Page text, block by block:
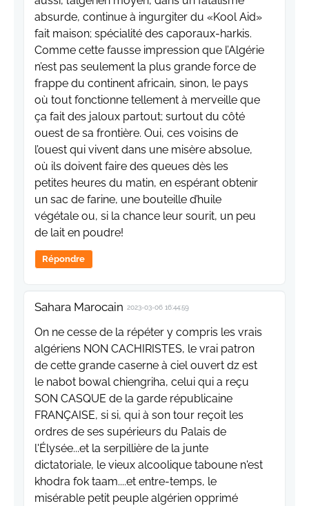
absurde, continue à ingurgiter du «Kool Aid»
fait maison; spécialité des caporaux-harkis.
Comme cette fausse impression que l’Algérie
n’est pas seulement la plus grande force de
frappe du continent africain, sinon, le pays
où tout fonctionne tellement à merveille que
ça fait des jaloux partout; surtout du côté
ouest de sa frontière. Oui, ces voisins de
l’ouest qui vivent dans une misère absolue,
où ils doivent faire des queues dès les
petites heures du matin, en espérant obtenir
un sac de farine, une bouteille d’huile
végétale ou, si la chance leur sourit, un peu
de lait en poudre!
Répondre
Sahara Marocain 2023-03-06 16:44:59
On ne cesse de la répéter y compris les vrais
algériens NON CACHIRISTES, le vrai patron
de cette grande caserne à ciel ouvert dz est
le nabot bowal chiengriha, celui qui a reçu
SON CASQUE de la garde républicaine
FRANÇAISE, si si, qui à son tour reçoit les
ordres de ses supérieurs du Palais de
l'Élysée...et la serpillière de la junte
dictatoriale, le vieux alcoolique taboune n'est
khodra fok taam....et entre-temps, le
misérable petit peuple algérien opprimé